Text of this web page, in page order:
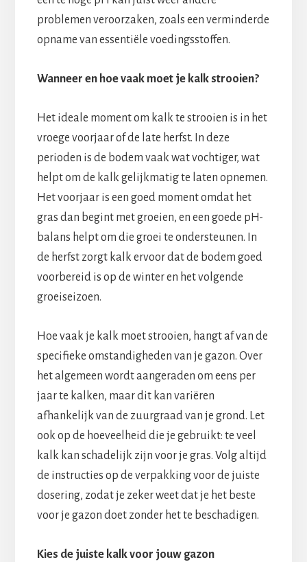
problemen veroorzaken, zoals een verminderde
opname van essentiële voedingsstoffen.
Wanneer en hoe vaak moet je kalk strooien?
Het ideale moment om kalk te strooien is in het
vroege voorjaar of de late herfst. In deze
perioden is de bodem vaak wat vochtiger, wat
helpt om de kalk gelijkmatig te laten opnemen.
Het voorjaar is een goed moment omdat het
gras dan begint met groeien, en een goede pH-
balans helpt om die groei te ondersteunen. In
de herfst zorgt kalk ervoor dat de bodem goed
voorbereid is op de winter en het volgende
groeiseizoen.
Hoe vaak je kalk moet strooien, hangt af van de
specifieke omstandigheden van je gazon. Over
het algemeen wordt aangeraden om eens per
jaar te kalken, maar dit kan variëren
afhankelijk van de zuurgraad van je grond. Let
ook op de hoeveelheid die je gebruikt: te veel
kalk kan schadelijk zijn voor je gras. Volg altijd
de instructies op de verpakking voor de juiste
dosering, zodat je zeker weet dat je het beste
voor je gazon doet zonder het te beschadigen.
Kies de juiste kalk voor jouw gazon